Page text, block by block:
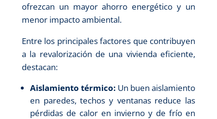
ofrezcan un mayor ahorro energético y un
menor impacto ambiental.
Entre los principales factores que contribuyen
a la revalorización de una vivienda eficiente,
destacan:
Aislamiento térmico: Un buen aislamiento
en paredes, techos y ventanas reduce las
pérdidas de calor en invierno y de frío en